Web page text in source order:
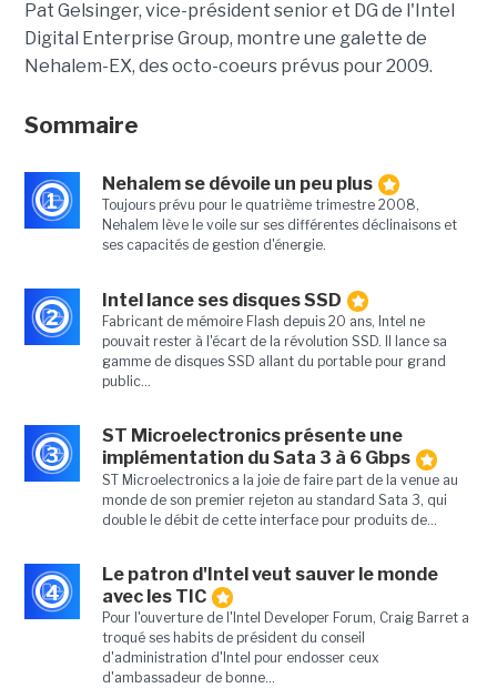
Pat Gelsinger, vice-président senior et DG de l'Intel
Digital Enterprise Group, montre une galette de
Nehalem-EX, des octo-coeurs prévus pour 2009.
Sommaire
1
Nehalem se dévoile un peu plus
Toujours prévu pour le quatrième trimestre 2008,
Nehalem lève le voile sur ses différentes déclinaisons et
ses capacités de gestion d'énergie.
2
Intel lance ses disques SSD
Fabricant de mémoire Flash depuis 20 ans, Intel ne
pouvait rester à l'écart de la révolution SSD. Il lance sa
gamme de disques SSD allant du portable pour grand
public...
3
ST Microelectronics présente une
implémentation du Sata 3 à 6 Gbps
ST Microelectronics a la joie de faire part de la venue au
monde de son premier rejeton au standard Sata 3, qui
double le débit de cette interface pour produits de...
4
Le patron d'Intel veut sauver le monde
avec les TIC
Pour l'ouverture de l'Intel Developer Forum, Craig Barret a
troqué ses habits de président du conseil
d'administration d'Intel pour endosser ceux
d'ambassadeur de bonne...